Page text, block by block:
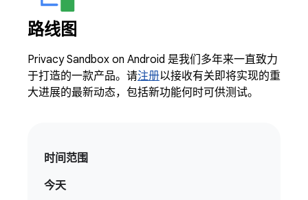
路线图
Privacy Sandbox on Android 是我们多年来一直致力
于打造的一款产品。请注册以接收有关即将实现的重
大进展的最新动态，包括新功能何时可供测试。
时间范围
今天